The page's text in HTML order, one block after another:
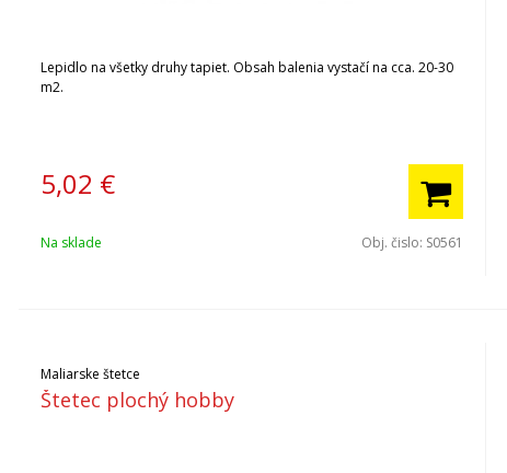
Lepidlo na všetky druhy tapiet. Obsah balenia vystačí na cca. 20-30
m2.
5,02 €
Na sklade Obj. čislo: S0561
Maliarske štetce
Štetec plochý hobby